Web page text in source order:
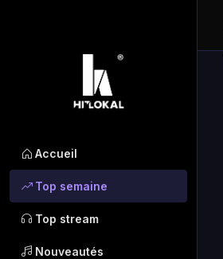
Accueil
Top semaine
Top stream
Nouveautés